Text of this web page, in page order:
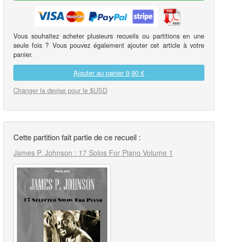
Vous souhaitez acheter plusieurs recueils ou partitions en une
seule fois ? Vous pouvez également ajouter cet article à votre
panier.
Ajouter au panier9,90 €
Changer la devise pour le $USD
Cette partition fait partie de ce recueil :
James P. Johnson : 17 Solos For Piano Volume 1